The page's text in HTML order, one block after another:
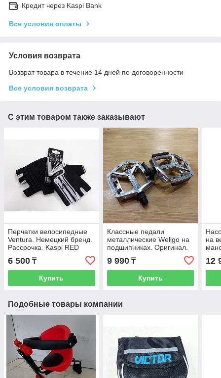
Кредит через Kaspi Bank
Все условия оплаты
Условия возврата
Возврат товара в течение 14 дней по договоренности
Все условия возврата
С этим товаром также заказывают
Перчатки велосипедные
Ventura. Немецкий бренд.
Рассрочка. Kaspi RED
6 500 ₸
Купить
Классные педали
металлические Wellgo на
подшипниках. Оригинал.
9 990₸
Купить
на
12
Подобные товары компании